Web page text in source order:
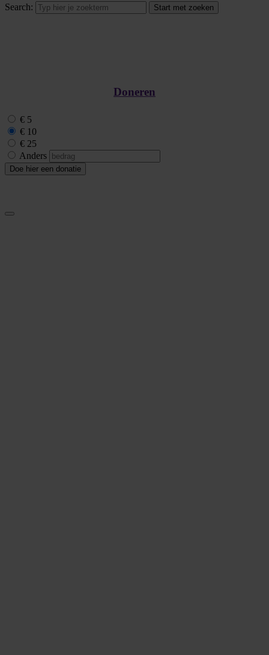
Search:
Doneren
€ 5
€ 10
€ 25
Anders
Doe hier een donatie